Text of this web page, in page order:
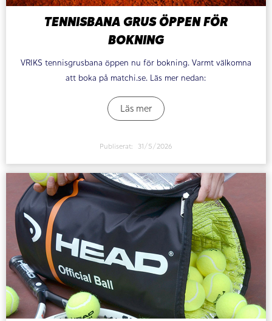
TENNISBANA GRUS ÖPPEN FÖR
BOKNING
VRIKS tennisgrusbana öppen nu för bokning. Varmt välkomna
att boka på matchi.se. Läs mer nedan:
Läs mer
Publiserat: 31/5/2026